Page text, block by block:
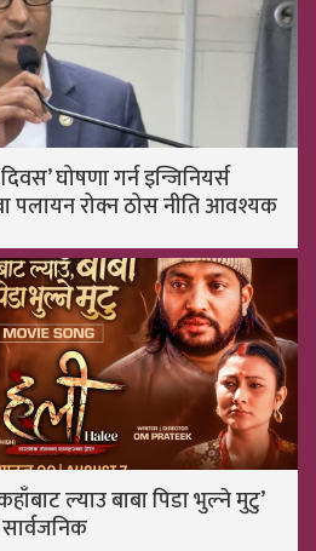
दिवस’ घोषणा गर्न इन्जिनियर्स
पलायन रोक्न ठोस नीति आवश्यक
ल्याउ बाबा पिडा भुल्ने मुटु’
सार्वजनिक